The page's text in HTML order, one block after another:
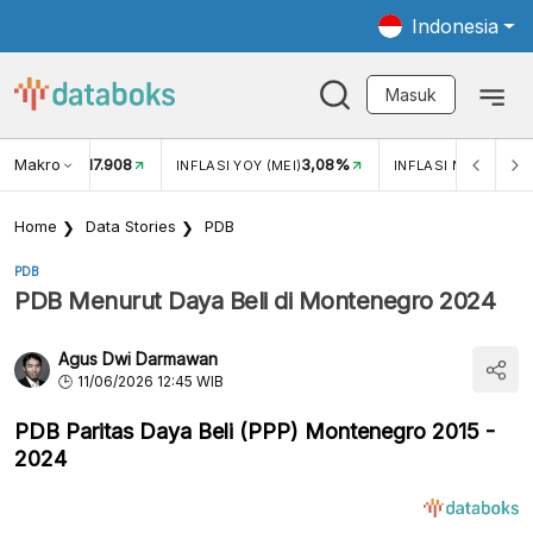
Indonesia
Masuk
Makro
USD/IDR 17.908 INFLASI YOY (MEI)3,08% INFLASI MOM (MEI)
Home Data Stories PDB
PDB
PDB Menurut Daya Beli di Montenegro 2024
Agus Dwi Darmawan
11/06/2026 12:45 WIB
PDB Paritas Daya Beli (PPP) Montenegro 2015 -
2024